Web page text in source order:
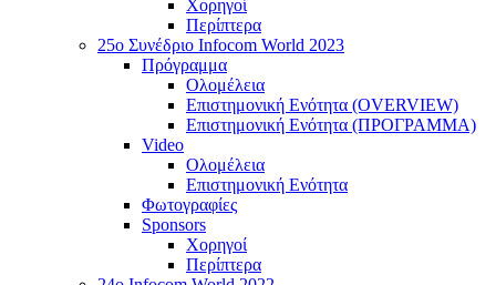
Χορηγοί
Περίπτερα
25o Συνέδριο Infocom World 2023
Πρόγραμμα
Ολομέλεια
Επιστημονική Ενότητα (OVERVIEW)
Επιστημονική Ενότητα (ΠΡΟΓΡΑΜΜΑ)
Video
Ολομέλεια
Επιστημονική Ενότητα
Φωτογραφίες
Sponsors
Χορηγοί
Περίπτερα